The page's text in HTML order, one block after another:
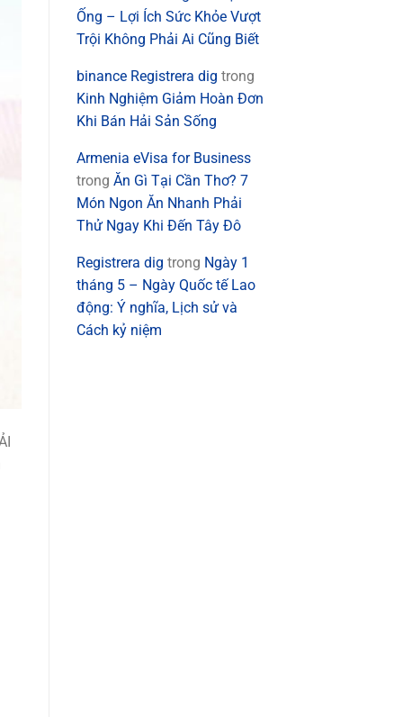
Ống – Lợi Ích Sức Khỏe Vượt
Trội Không Phải Ai Cũng Biết
binance Registrera dig trong
Kinh Nghiệm Giảm Hoàn Đơn
Khi Bán Hải Sản Sống
Armenia eVisa for Business
trong Ăn Gì Tại Cần Thơ? 7
Món Ngon Ăn Nhanh Phải
Thử Ngay Khi Đến Tây Đô
Registrera dig trong Ngày 1
tháng 5 – Ngày Quốc tế Lao
động: Ý nghĩa, Lịch sử và
Cách kỷ niệm